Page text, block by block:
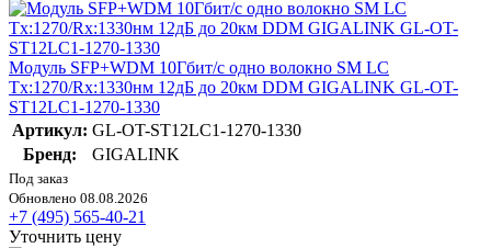
Модуль SFP+WDM 10Гбит/с одно волокно SM LC
Tx:1270/Rx:1330нм 12дБ до 20км DDM GIGALINK GL-OT-
ST12LC1-1270-1330
Артикул: GL-OT-ST12LC1-1270-1330
Бренд:
GIGALINK
Под заказ
Обновлено 08.08.2026
+7 (495) 565-40-21
Уточнить цену